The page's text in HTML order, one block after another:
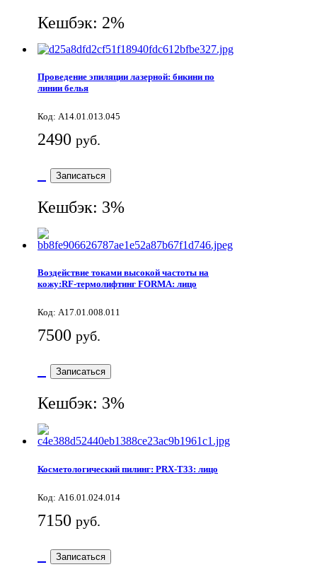
Кешбэк: 2%
Проведение эпиляции лазерной: бикини по
линии белья
Код: A14.01.013.045
2490 руб.
Записаться
Кешбэк: 3%
Воздействие токами высокой частоты на
кожу:RF-термолифтинг FORMA: лицо
Код: А17.01.008.011
7500 руб.
Записаться
Кешбэк: 3%
Косметологический пилинг: PRX-T33: лицо
Код: A16.01.024.014
7150 руб.
Записаться